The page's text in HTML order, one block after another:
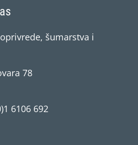
šumarstva i
78
6106 692